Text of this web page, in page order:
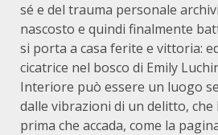
sé e del trauma personale
nascosto e quindi finalmente
si porta a casa ferite e vittoria:
cicatrice nel bosco di Emily
Interiore può essere un luogo
dalle vibrazioni di un delitto,
prima che accada, come la